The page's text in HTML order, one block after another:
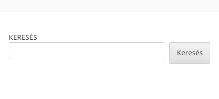
Content
KERESÉS
Keresés